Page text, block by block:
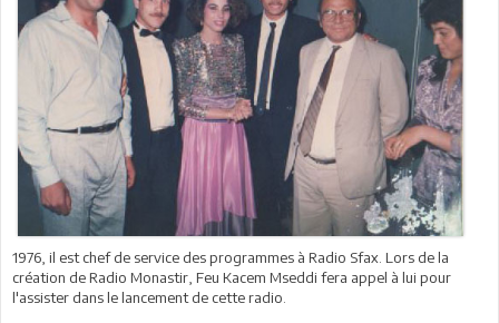
1976, il est chef de service des programmes à Radio Sfax. Lors de la
création de Radio Monastir, Feu Kacem Mseddi fera appel à lui pour
l'assister dans le lancement de cette radio.